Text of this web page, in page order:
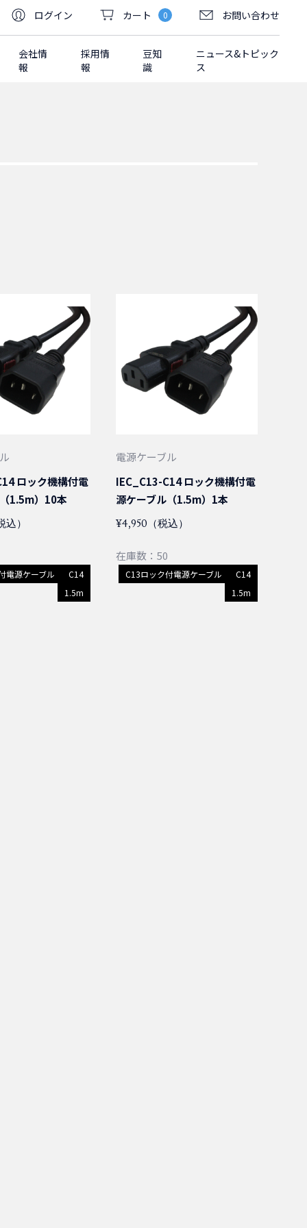
ログイン カート 0 お問い合わせ
会社情
報
採用情
報
豆知
識
ニュース&トピック
ス
ロック機構付電
1.5m）10本
）
電源ケーブル
C14
1.5m
電源ケーブル
IEC_C13-C14 ロック機構付電
源ケーブル（1.5m）1本
¥4,950（税込）
在庫数：50
C13ロック付電源ケーブル
C14
1.5m